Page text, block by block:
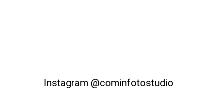
Instagram @cominfotostudio